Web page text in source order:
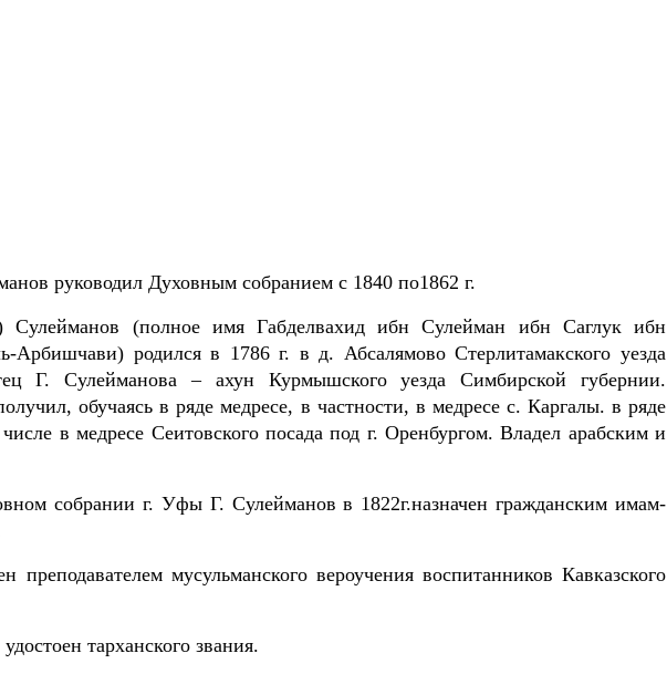
руководил Духовным собранием с 1840 по1862 г.
Сулейманов (полное имя Габделвахид ибн Сулейман ибн Саглук ибн
Арбишчави) родился в 1786 г. в д. Абсалямово Стерлитамакского уезда
Г. Сулейманова – ахун Курмышского уезда Симбирской губернии.
обучаясь в ряде медресе, в частности, в медресе с. Каргалы. в ряде
в медресе Сеитовского посада под г. Оренбургом. Владел арабским и
собрании г. Уфы Г. Сулейманов в 1822г.назначен гражданским имам-
преподавателем мусульманского вероучения воспитанников Кавказского
тарханского звания.